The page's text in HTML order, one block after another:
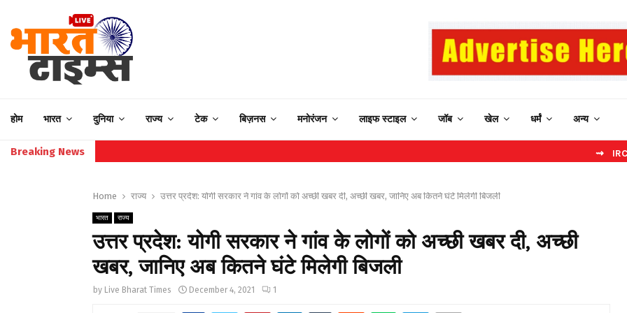
होम भारत दुनिया राज्य टेक बिज़नस मनोरंजन लाइफ स्टाइल जॉब खेल धर्मं अन्य
Breaking News ⇝ IRCTC New
Home राज्य उत्तर प्रदेश: योगी सरकार ने गांव के लोगों को अच्छी खबर दी, अच्छी खबर, जानिए अब कितने घंटे मिलेगी बिजली
भारत राज्य
उत्तर प्रदेश: योगी सरकार ने गांव के लोगों को अच्छी खबर दी, अच्छी
खबर, जानिए अब कितने घंटे मिलेगी बिजली
by Live Bharat Times December 4, 2021 1